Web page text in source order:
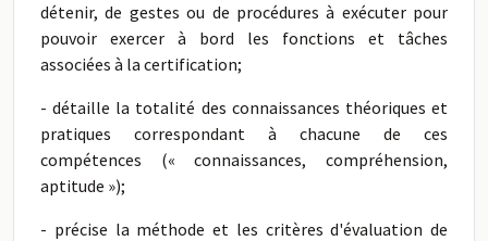
détenir, de gestes ou de procédures à exécuter pour
pouvoir exercer à bord les fonctions et tâches
associées à la certification;
- détaille la totalité des connaissances théoriques et
pratiques correspondant à chacune de ces
compétences (« connaissances, compréhension,
aptitude »);
- précise la méthode et les critères d'évaluation de